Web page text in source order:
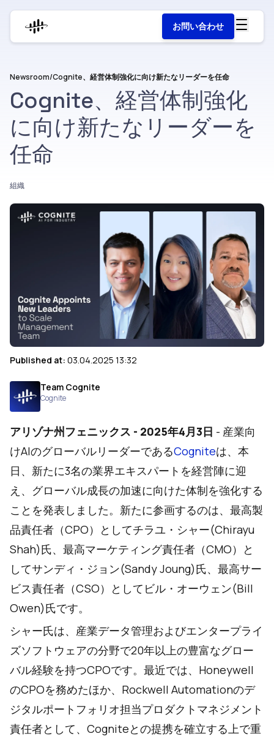
お問い合わせ
Newsroom/Cognite、経営体制強化に向け新たなリーダーを任命
Cognite、経営体制強化
に向け新たなリーダーを
任命
組織
Published at: 03.04.2025 13:32
Team Cognite
Cognite
アリゾナ州フェニックス - 2025年4月3日 - 産業向
けAIのグローバルリーダーであるCogniteは、本
日、新たに3名の業界エキスパートを経営陣に迎
え、グローバル成長の加速に向けた体制を強化する
ことを発表しました。新たに参画するのは、最高製
品責任者（CPO）としてチラユ・シャー(Chirayu
Shah)氏、最高マーケティング責任者（CMO）と
してサンディ・ジョン(Sandy Joung)氏、最高サー
ビス責任者（CSO）としてビル・オーウェン(Bill
Owen)氏です。
シャー氏は、産業データ管理およびエンタープライ
ズソフトウェアの分野で20年以上の豊富なグロー
バル経験を持つCPOです。最近では、Honeywell
のCPOを務めたほか、Rockwell Automationのデ
ジタルポートフォリオ担当プロダクトマネジメント
責任者として、Cogniteとの提携を確立する上で重